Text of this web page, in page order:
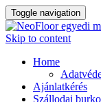
Toggle navigation
Skip to content
Home
Ajánlatkérés
Szállodai